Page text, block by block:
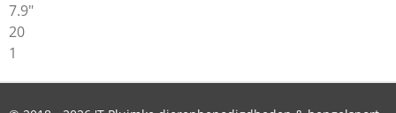
7.9"
20
1